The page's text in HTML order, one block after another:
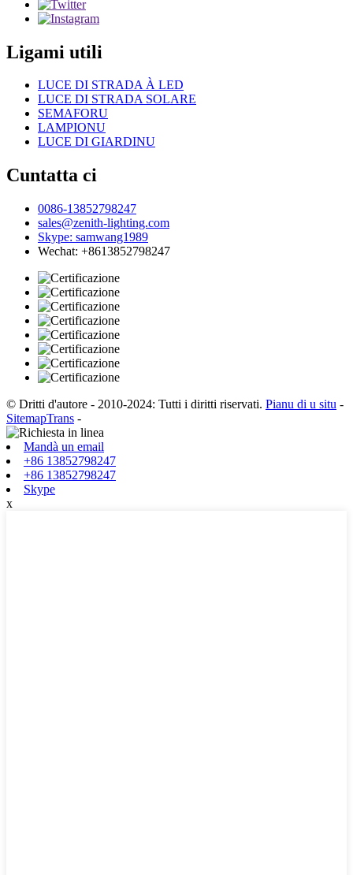
Ligami utili
LUCE DI STRADA À LED
LUCE DI STRADA SOLARE
SEMAFORU
LAMPIONU
LUCE DI GIARDINU
Cuntatta ci
0086-13852798247
sales@zenith-lighting.com
Skype: samwang1989
Wechat: +8613852798247
© Dritti d'autore - 2010-2024: Tutti i diritti riservati. Pianu di u situ -
SitemapTrans -
Mandà un email
+86 13852798247
+86 13852798247
Skype
x